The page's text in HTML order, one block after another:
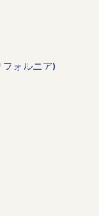
ォルニア)